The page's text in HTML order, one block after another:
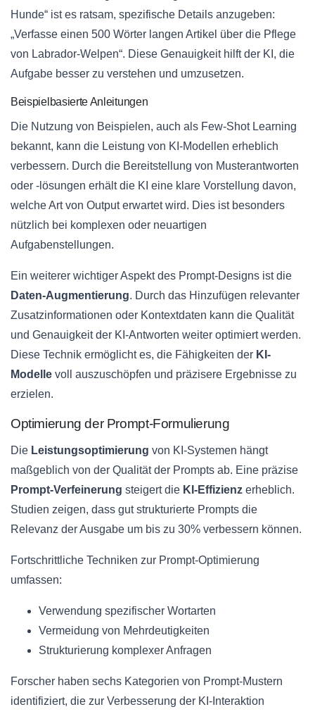
Hunde“ ist es ratsam, spezifische Details anzugeben:
„Verfasse einen 500 Wörter langen Artikel über die Pflege
von Labrador-Welpen“. Diese Genauigkeit hilft der KI, die
Aufgabe besser zu verstehen und umzusetzen.
Beispielbasierte Anleitungen
Die Nutzung von Beispielen, auch als Few-Shot Learning
bekannt, kann die Leistung von KI-Modellen erheblich
verbessern. Durch die Bereitstellung von Musterantworten
oder -lösungen erhält die KI eine klare Vorstellung davon,
welche Art von Output erwartet wird. Dies ist besonders
nützlich bei komplexen oder neuartigen
Aufgabenstellungen.
Ein weiterer wichtiger Aspekt des Prompt-Designs ist die
Daten-Augmentierung. Durch das Hinzufügen relevanter
Zusatzinformationen oder Kontextdaten kann die Qualität
und Genauigkeit der KI-Antworten weiter optimiert werden.
Diese Technik ermöglicht es, die Fähigkeiten der KI-
Modelle voll auszuschöpfen und präzisere Ergebnisse zu
erzielen.
Optimierung der Prompt-Formulierung
Die Leistungsoptimierung von KI-Systemen hängt
maßgeblich von der Qualität der Prompts ab. Eine präzise
Prompt-Verfeinerung steigert die KI-Effizienz erheblich.
Studien zeigen, dass gut strukturierte Prompts die
Relevanz der Ausgabe um bis zu 30% verbessern können.
Fortschrittliche Techniken zur Prompt-Optimierung
umfassen:
Verwendung spezifischer Wortarten
Vermeidung von Mehrdeutigkeiten
Strukturierung komplexer Anfragen
Forscher haben sechs Kategorien von Prompt-Mustern
identifiziert, die zur Verbesserung der KI-Interaktion